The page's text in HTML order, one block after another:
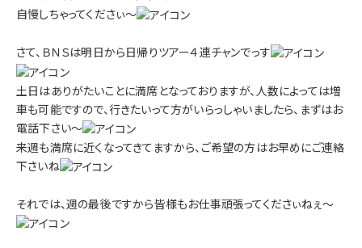
自慢しちゃってくださぃ～
さて、ＢＮＳは明日から日帰りツアー４連チャンでっす
土日はありがたいことに満席となっておりますが、人数によっては増
車も可能ですので、行きたいって方がいらっしゃいましたら、まずはお
電話下さい～
来週も満席に近くなってきてますから、ご希望の方はお早めにご連絡
下さいね
それでは、週の最後ですから皆様もお仕事頑張ってくださぃねぇ～